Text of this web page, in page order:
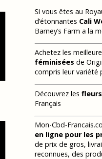
Si vous êtes au
d’étonnantes Cali
Barney’s Farm a la
Achetez les
féminisées de
compris leur variété
Découvrez les fleurs
Français
Mon-Cbd-
en ligne pour les
de prix de gros,
reconnues, des